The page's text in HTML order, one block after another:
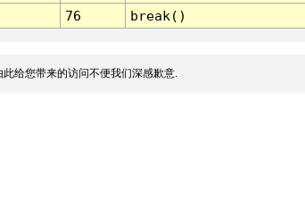
76 break()
给您带来的访问不便我们深感歉意.